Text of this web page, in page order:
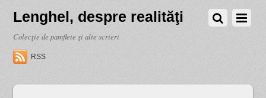
Lenghel, despre realităţi
Colecţie de pamflete şi alte scrieri
RSS